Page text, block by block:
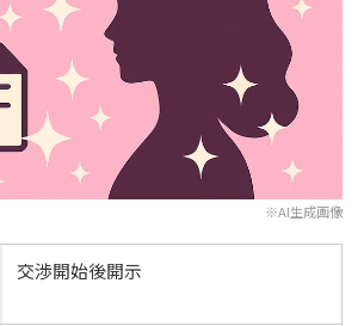
※AI生成画像
交渉開始後開示